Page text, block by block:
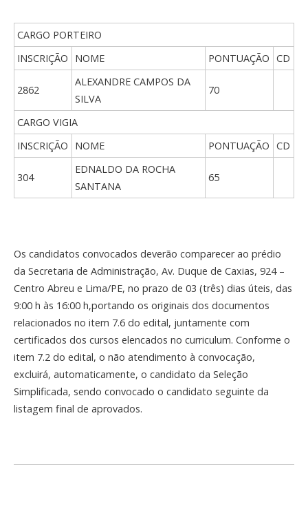
CARGO PORTEIRO
INSCRIÇÃO
NOME PONTUAÇÃO CD
2862
ALEXANDRE CAMPOS DA
SILVA
70
CARGO VIGIA
INSCRIÇÃO
NOME PONTUAÇÃO CD
304
EDNALDO DA ROCHA
SANTANA
65
Os candidatos convocados deverão comparecer ao prédio
da Secretaria de Administração, Av. Duque de Caxias, 924 –
Centro Abreu e Lima/PE, no prazo de 03 (três) dias úteis, das
9:00 h às 16:00 h,portando os originais dos documentos
relacionados no item 7.6 do edital, juntamente com
certificados dos cursos elencados no curriculum. Conforme o
item 7.2 do edital, o não atendimento à convocação,
excluirá, automaticamente, o candidato da Seleção
Simplificada, sendo convocado o candidato seguinte da
listagem final de aprovados.